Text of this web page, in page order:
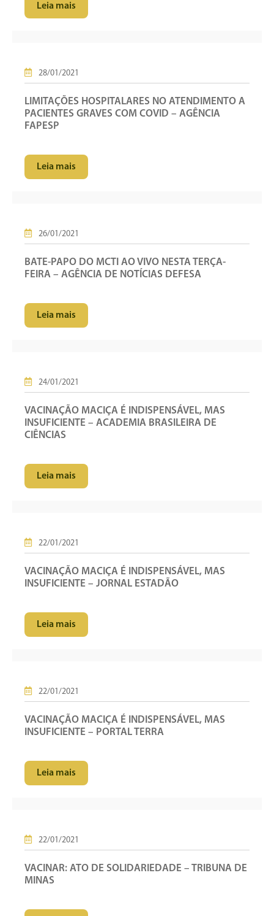
Leia mais
28/01/2021
LIMITAÇÕES HOSPITALARES NO ATENDIMENTO A
PACIENTES GRAVES COM COVID – AGÊNCIA
FAPESP
Leia mais
26/01/2021
BATE-PAPO DO MCTI AO VIVO NESTA TERÇA-
FEIRA – AGÊNCIA DE NOTÍCIAS DEFESA
Leia mais
24/01/2021
VACINAÇÃO MACIÇA É INDISPENSÁVEL, MAS
INSUFICIENTE – ACADEMIA BRASILEIRA DE
CIÊNCIAS
Leia mais
22/01/2021
VACINAÇÃO MACIÇA É INDISPENSÁVEL, MAS
INSUFICIENTE – JORNAL ESTADÃO
Leia mais
22/01/2021
VACINAÇÃO MACIÇA É INDISPENSÁVEL, MAS
INSUFICIENTE – PORTAL TERRA
Leia mais
22/01/2021
VACINAR: ATO DE SOLIDARIEDADE – TRIBUNA DE
MINAS